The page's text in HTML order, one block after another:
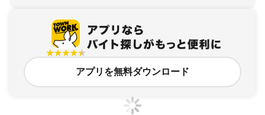
アプリを無料ダウンロード